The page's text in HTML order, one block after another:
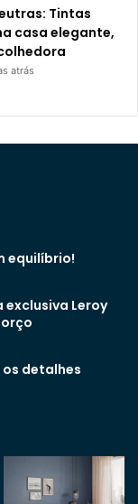
Tintas
casa elegante,
atrás
equilíbrio!
Leroy
os detalhes